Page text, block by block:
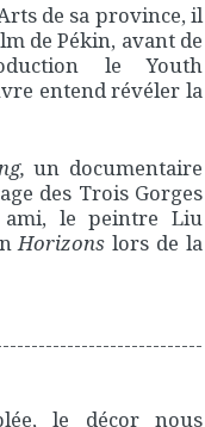
de sa province, il
de Pékin, avant de
le Youth
entend révéler la
un documentaire
des Trois Gorges
le peintre Liu
Horizons lors de la
le décor nous